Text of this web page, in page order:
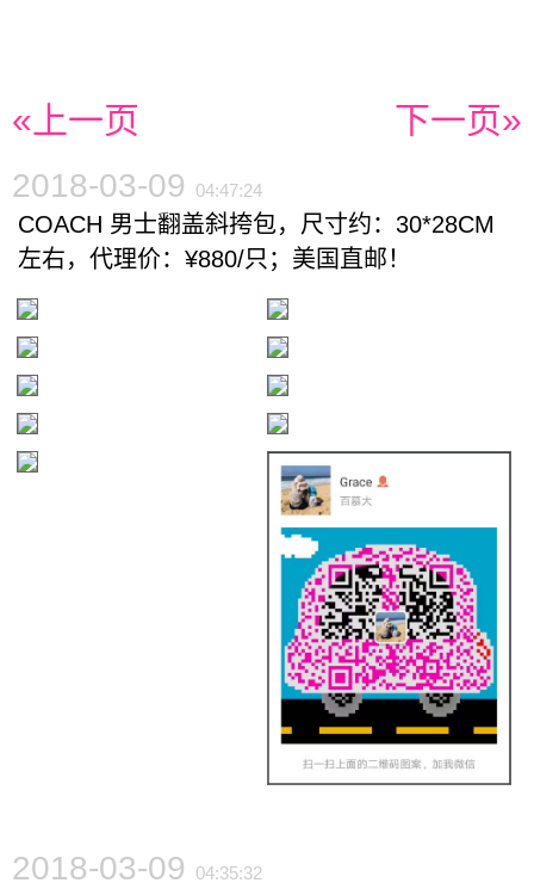
«上一页 下一页»
2018-03-09 04:47:24
COACH 男士翻盖斜挎包，尺寸约：30*28CM
左右，代理价：¥880/只；美国直邮！
2018-03-09 04:35:32